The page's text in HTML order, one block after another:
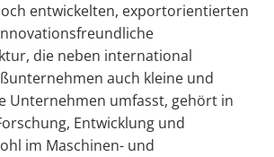
entwickelten, exportorientierten
die neben international
auch kleine und
Unternehmen umfasst, gehört in
Entwicklung und
im Maschinen- und